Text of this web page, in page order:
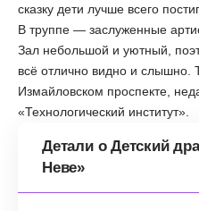
сказку дети лучше всего
В труппе — заслуженные
Зал небольшой и уютный,
всё отлично видно и слышно.
Измайловском проспекте,
«Технологический институт».
Детали о Детский
Неве»